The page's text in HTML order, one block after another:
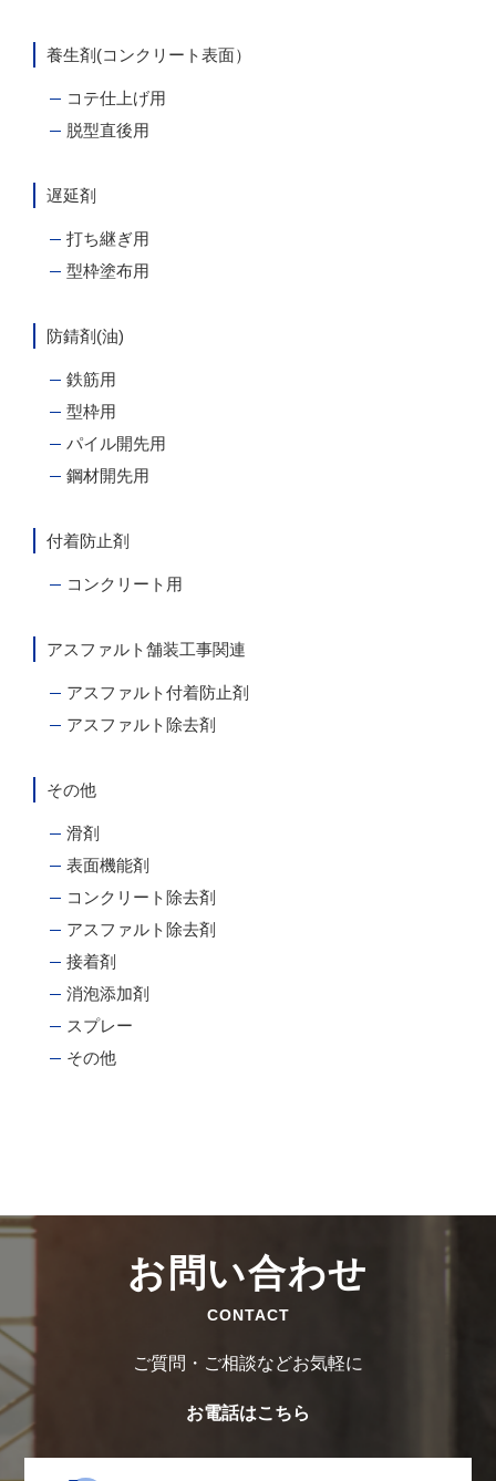
養生剤(コンクリート表面）
コテ仕上げ用
脱型直後用
遅延剤
打ち継ぎ用
型枠塗布用
防錆剤(油)
鉄筋用
型枠用
パイル開先用
鋼材開先用
付着防止剤
コンクリート用
アスファルト舗装工事関連
アスファルト付着防止剤
アスファルト除去剤
その他
滑剤
表面機能剤
コンクリート除去剤
アスファルト除去剤
接着剤
消泡添加剤
スプレー
その他
お問い合わせ
CONTACT
ご質問・ご相談などお気軽に
お電話はこちら